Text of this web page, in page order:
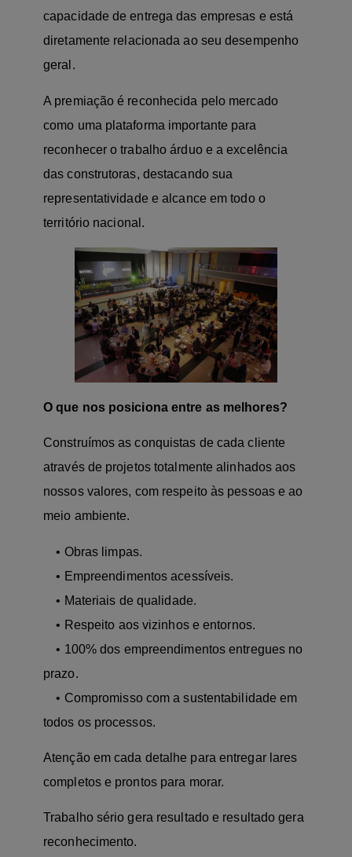
capacidade de entrega das empresas e está
diretamente relacionada ao seu desempenho
geral.
A premiação é reconhecida pelo mercado
como uma plataforma importante para
reconhecer o trabalho árduo e a excelência
das construtoras, destacando sua
representatividade e alcance em todo o
território nacional.
O que nos posiciona entre as melhores?
Construímos as conquistas de cada cliente
através de projetos totalmente alinhados aos
nossos valores, com respeito às pessoas e ao
meio ambiente.
• Obras limpas.
• Empreendimentos acessíveis.
• Materiais de qualidade.
• Respeito aos vizinhos e entornos.
• 100% dos empreendimentos entregues no
prazo.
• Compromisso com a sustentabilidade em
todos os processos.
Atenção em cada detalhe para entregar lares
completos e prontos para morar.
Trabalho sério gera resultado e resultado gera
reconhecimento.